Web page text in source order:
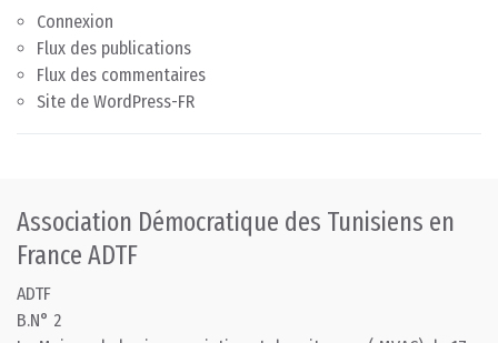
Connexion
Flux des publications
Flux des commentaires
Site de WordPress-FR
Association Démocratique des Tunisiens en
France ADTF
ADTF
B.N° 2